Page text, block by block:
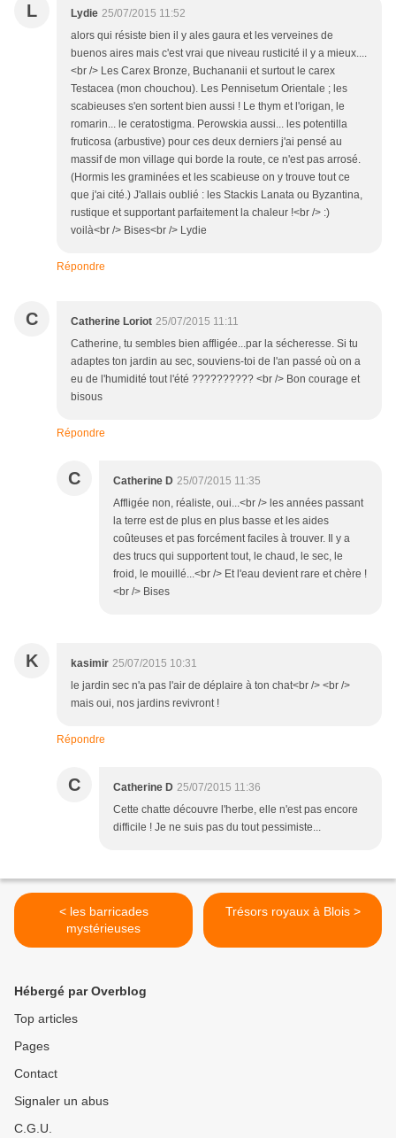
L Lydie 25/07/2015 11:52
alors qui résiste bien il y ales gaura et les verveines de
buenos aires mais c'est vrai que niveau rusticité il y a mieux....
<br /> Les Carex Bronze, Buchananii et surtout le carex
Testacea (mon chouchou). Les Pennisetum Orientale ; les
scabieuses s'en sortent bien aussi ! Le thym et l'origan, le
romarin... le ceratostigma. Perowskia aussi... les potentilla
fruticosa (arbustive) pour ces deux derniers j'ai pensé au
massif de mon village qui borde la route, ce n'est pas arrosé.
(Hormis les graminées et les scabieuse on y trouve tout ce
que j'ai cité.) J'allais oublié : les Stackis Lanata ou Byzantina,
rustique et supportant parfaitement la chaleur !<br /> :)
voilà<br /> Bises<br /> Lydie
Répondre
C Catherine Loriot 25/07/2015 11:11
Catherine, tu sembles bien affligée...par la sécheresse. Si tu
adaptes ton jardin au sec, souviens-toi de l'an passé où on a
eu de l'humidité tout l'été ?????????? <br /> Bon courage et
bisous
Répondre
C Catherine D 25/07/2015 11:35
Affligée non, réaliste, oui...<br /> les années passant
la terre est de plus en plus basse et les aides
coûteuses et pas forcément faciles à trouver. Il y a
des trucs qui supportent tout, le chaud, le sec, le
froid, le mouillé...<br /> Et l'eau devient rare et chère !
<br /> Bises
K kasimir 25/07/2015 10:31
le jardin sec n'a pas l'air de déplaire à ton chat<br /> <br />
mais oui, nos jardins revivront !
Répondre
C Catherine D 25/07/2015 11:36
Cette chatte découvre l'herbe, elle n'est pas encore
difficile ! Je ne suis pas du tout pessimiste...
< les barricades
mystérieuses
Trésors royaux à Blois >
Hébergé par Overblog
Top articles
Pages
Contact
Signaler un abus
C.G.U.